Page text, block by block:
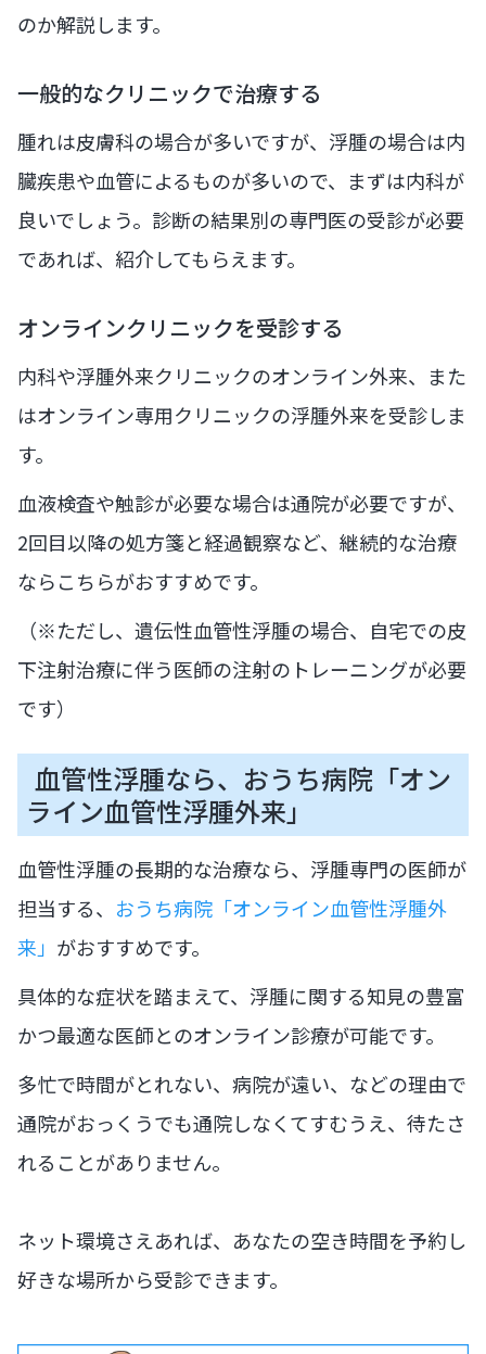
のか解説します。
一般的なクリニックで治療する
腫れは皮膚科の場合が多いですが、浮腫の場合は内
臓疾患や血管によるものが多いので、まずは内科が
良いでしょう。診断の結果別の専門医の受診が必要
であれば、紹介してもらえます。
オンラインクリニックを受診する
内科や浮腫外来クリニックのオンライン外来、また
はオンライン専用クリニックの浮腫外来を受診しま
す。
血液検査や触診が必要な場合は通院が必要ですが、
2回目以降の処方箋と経過観察など、継続的な治療
ならこちらがおすすめです。
（※ただし、遺伝性血管性浮腫の場合、自宅での皮
下注射治療に伴う医師の注射のトレーニングが必要
です）
血管性浮腫なら、おうち病院「オン
ライン血管性浮腫外来」
血管性浮腫の長期的な治療なら、浮腫専門の医師が
担当する、 おうち病院「オンライン血管性浮腫外
来」 がおすすめです。
具体的な症状を踏まえて、浮腫に関する知見の豊富
かつ最適な医師とのオンライン診療が可能です。
多忙で時間がとれない、病院が遠い、などの理由で
通院がおっくうでも通院しなくてすむうえ、待たさ
れることがありません。
ネット環境さえあれば、あなたの空き時間を予約し
好きな場所から受診できます。